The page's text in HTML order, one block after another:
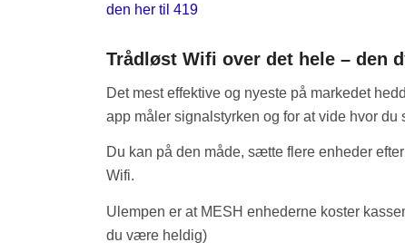
den her til 419
Trådløst Wifi over det hele – den
Det mest effektive og nyeste på markedet
app måler signalstyrken og for at vide hvor
Du kan på den måde, sætte flere enheder
Wifi.
Ulempen er at MESH enhederne koster
du være heldig)